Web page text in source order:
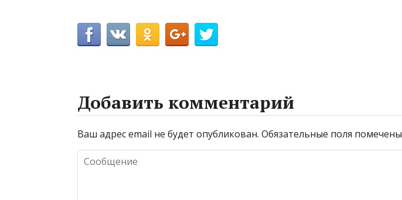
Добавить комментарий
Ваш адрес email не будет опубликован. Обязательные поля помечены